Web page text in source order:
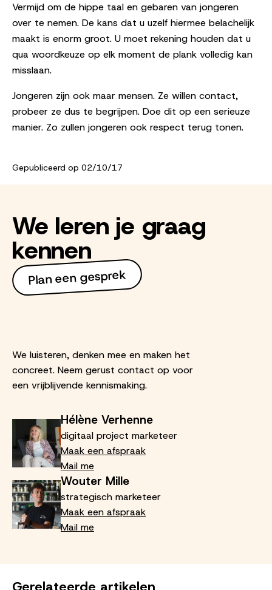
Vermijd om de hippe taal en gebaren van jongeren
over te nemen. De kans dat u uzelf hiermee belachelijk
maakt is enorm groot. U moet rekening houden dat u
qua woordkeuze op elk moment de plank volledig kan
misslaan.
Jongeren zijn ook maar mensen. Ze willen contact,
probeer ze dus te begrijpen. Doe dit op een serieuze
manier. Zo zullen jongeren ook respect terug tonen.
Gepubliceerd op 02/10/17
We leren je graag
kennen
Plan een gesprek
We luisteren, denken mee en maken het
concreet. Neem gerust contact op voor
een vrijblijvende kennismaking.
Hélène Verhenne
digitaal project marketeer
Maak een afspraak
Mail me
Wouter Mille
strategisch marketeer
Maak een afspraak
Mail me